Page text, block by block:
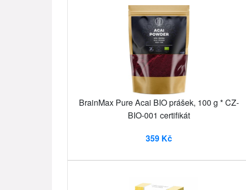
BrainMax Pure Acai BIO prášek, 100 g * CZ-
BIO-001 certifikát
359 Kč